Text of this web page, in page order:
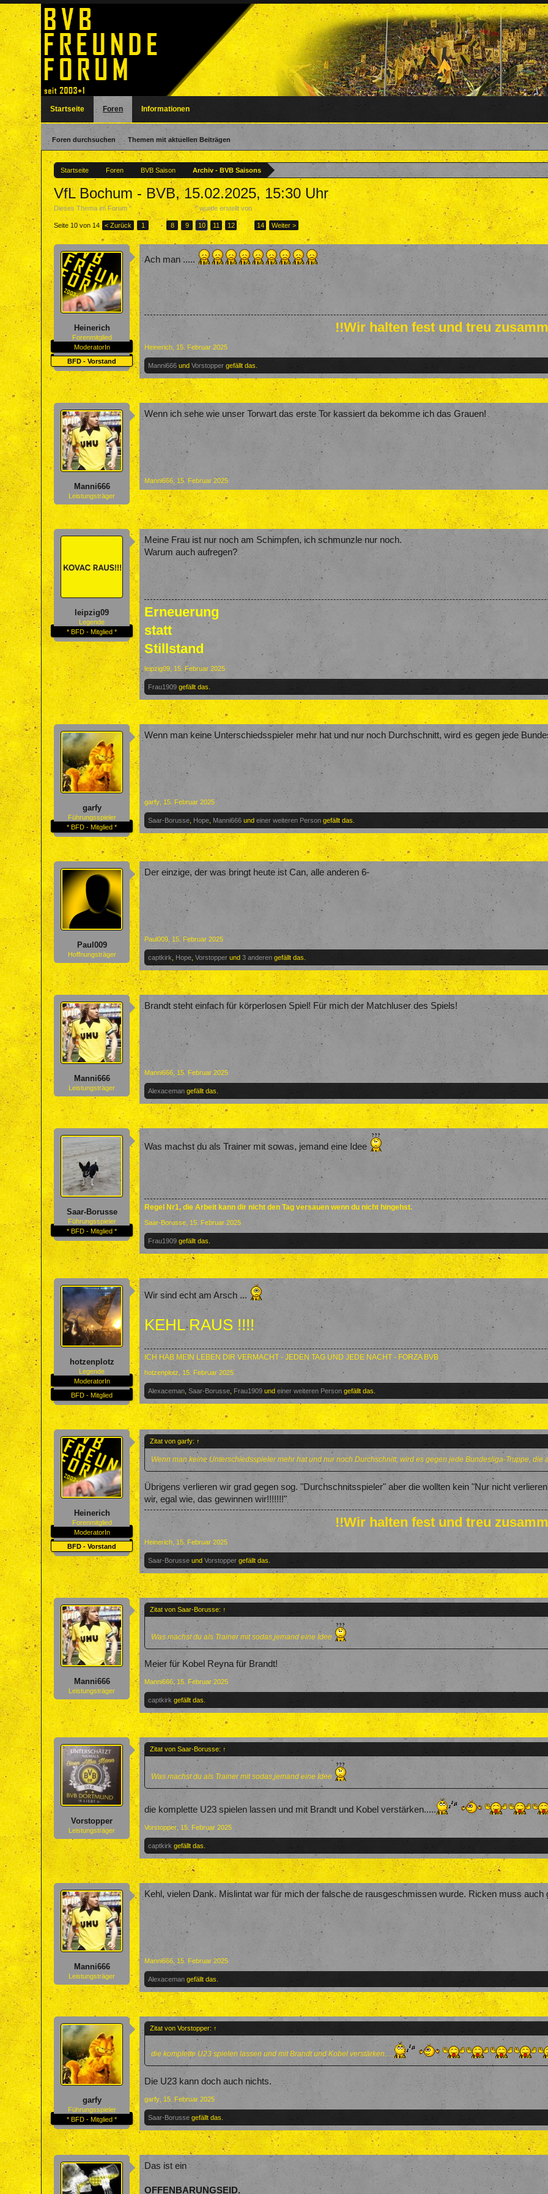
Startseite Foren BVB Saison Archiv - BVB Saisons
VfL Bochum - BVB, 15.02.2025, 15:30 Uhr
Dieses Thema im Forum "Archiv - BVB Saisons" wurde erstellt vonSalecha 13. Februar 2025.
Seite 10 von 14 < Zurück 1 ← 8 9 10 11 12 → 14 Weiter >
Heinerich
Forenmitglied
ModeratorIn
BFD - Vorstand
Ach man .....
!!Wir halten fest und treu
Heinerich 15. Februar 2025
Manni666 undVorstopper gefällt das.
Manni666
Leistungsträger
Wenn ich sehe wie unser Torwart das erste Tor kassiert da bekomme ich das Grauen!
Manni666 15. Februar 2025
leipzig09
Legende
* BFD - Mitglied *
Meine Frau ist nur noch am Schimpfen, ich schmunzle nur noch.
Warum auch aufregen?
Erneuerung
statt
Stillstand
leipzig09 15. Februar 2025
Frau1909 gefällt das.
garfy
Führungsspieler
* BFD - Mitglied *
Wenn man keine Unterschiedsspieler mehr hat und nur noch Durchschnitt, wird es gegen jede
garfy 15. Februar 2025
Saar-Borusse Hope Manni666 undeiner weiteren Person gefällt das.
Paul009
Hoffnungsträger
Der einzige, der was bringt heute ist Can, alle anderen 6-
Paul009 15. Februar 2025
captkirk Hope ,Vorstopper und3 anderen gefällt das.
Manni666
Leistungsträger
Brandt steht einfach für körperlosen Spiel! Für mich der Matchluser des Spiels!
Manni666 15. Februar 2025
Alexaceman gefällt das.
Saar-Borusse
Führungsspieler
* BFD - Mitglied *
Was machst du als Trainer mit sowas, jemand eine Idee
Regel Nr1, die Arbeit kann dir nicht den Tag versauen wenn du nicht hingehst.
Saar-Borusse 15. Februar 2025
Frau1909 gefällt das.
hotzenplotz
Legende
ModeratorIn
BFD - Mitglied
Wir sind echt am Arsch ...
KEHL RAUS !!!!
ICH HAB MEIN LEBEN DIR VERMACHT - JEDEN TAG UND JEDE NACHT - FORZA BVB
hotzenplotz 15. Februar 2025
Alexaceman ,Saar-Borusse Frau1909 undeiner weiteren Person gefällt das.
Heinerich
Forenmitglied
ModeratorIn
BFD - Vorstand
Zitat von garfy: ↑
Wenn man keine Unterschiedsspieler mehr hat und nur noch Durchschnitt, wird es gegen jede Bundesliga-Truppe, die
Übrigens verlieren wir grad gegen sog. "Durchschnitsspieler" aber die wollten kein "Nur nicht
wir, egal wie, das gewinnen wir!!!!!!!"
!!Wir halten fest und treu
Heinerich, 15. Februar 2025
Saar-Borusse undVorstopper gefällt das.
Manni666
Leistungsträger
Zitat von Saar-Borusse: ↑
Was machst du als Trainer mit sodas,jemand eine Idee
Meier für Kobel Reyna für Brandt!
Manni666, 15. Februar 2025
captkirk gefällt das.
Vorstopper
Leistungsträger
Zitat von Saar-Borusse: ↑
Was machst du als Trainer mit sodas,jemand eine Idee
die komplette U23 spielen lassen und mit Brandt und Kobel verstärken.....
Vorstopper 15. Februar 2025
captkirk gefällt das.
Manni666
Leistungsträger
Kehl, vielen Dank. Mislintat war für mich der falsche de rausgeschmissen wurde. Ricken muss auch
Manni666 15. Februar 2025
Alexaceman gefällt das.
garfy
Führungsspieler
* BFD - Mitglied *
Zitat von Vorstopper: ↑
die komplette U23 spielen lassen und mit Brandt und Kobel verstärken.....
Die U23 kann doch auch nichts.
garfy 15. Februar 2025
Saar-Borusse gefällt das.
Das ist ein
OFFENBARUNGSEID.
Startseite Foren
Foren durchsuchen Themen mit aktuellen Beiträgen
Informationen